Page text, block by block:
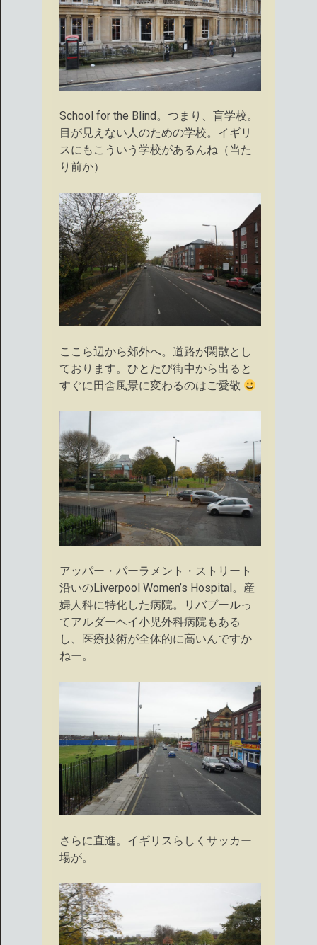
School for the Blind。つまり、盲学校。
目が見えない人のための学校。イギリ
スにもこういう学校があるんね（当た
り前か）
ここら辺から郊外へ。道路が閑散とし
ております。ひとたび街中から出ると
すぐに田舎風景に変わるのはご愛敬
アッパー・パーラメント・ストリート
沿いのLiverpool Women’s Hospital。産
婦人科に特化した病院。リバプールっ
てアルダーヘイ小児外科病院もある
し、医療技術が全体的に高いんですか
ねー。
さらに直進。イギリスらしくサッカー
場が。